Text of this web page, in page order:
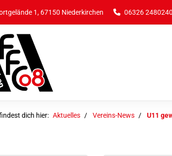
1, 67150 Niederkirchen 06326 2480240
dich hier: Aktuelles Vereins-News U11